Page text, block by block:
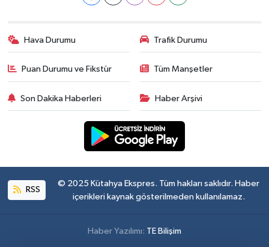
Hava Durumu Trafik Durumu
Puan Durumu ve Fikstür Tüm Manşetler
Son Dakika Haberleri Haber Arşivi
RSS
© 2025 Kütahya Ekspres. Tüm hakları saklıdır. Haber
içerikleri kaynak gösterilmeden kullanılamaz.
Haber Yazılımı: TE Bilişim